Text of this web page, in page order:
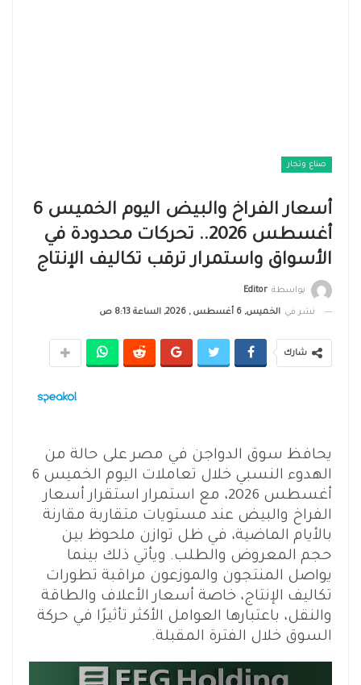
صناع وتجار
أسعار الفراخ والبيض اليوم الخميس 6
أغسطس 2026.. تحركات محدودة في
الأسواق واستمرار ترقب تكاليف الإنتاج
بواسطة Editor
نشر في الخميس, 6 أغسطس , 2026, الساعة 8:13 ص
شارك
يحافظ سوق الدواجن في مصر على حالة من
الهدوء النسبي خلال تعاملات اليوم الخميس 6
أغسطس 2026، مع استمرار استقرار أسعار
الفراخ والبيض عند مستويات متقاربة مقارنة
بالأيام الماضية، في ظل توازن ملحوظ بين
حجم المعروض والطلب. ويأتي ذلك بينما
يواصل المنتجون والموزعون مراقبة تطورات
تكاليف الإنتاج، خاصة أسعار الأعلاف والطاقة
والنقل، باعتبارها العوامل الأكثر تأثيرًا في حركة
السوق خلال الفترة المقبلة.